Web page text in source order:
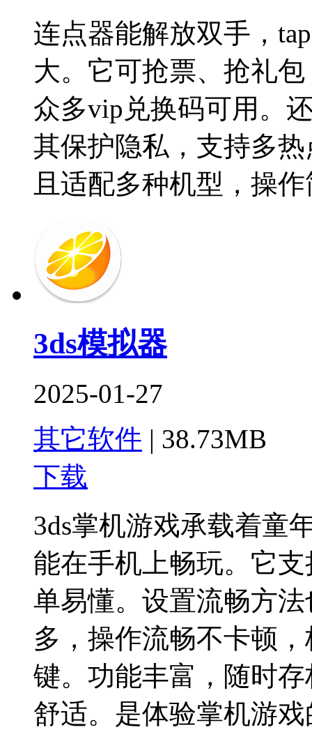
连点器能解放双手，
大。它可抢票、抢礼
众多vip兑换码可用。
其保护隐私，支持多
且适配多种机型，操
3ds模拟器
2025-01-27
其它软件 | 38.73MB
下载
3ds掌机游戏承载着童
能在手机上畅玩。它
单易懂。设置流畅方
多，操作流畅不卡顿
键。功能丰富，随时
舒适。是体验掌机游